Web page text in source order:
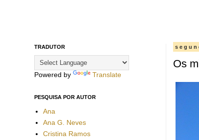
Os
TRADUTOR
Powered by Translate
PESQUISA POR AUTOR
Ana
Ana G. Neves
Cristina Ramos